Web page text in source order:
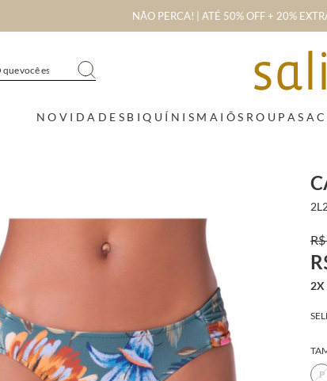
NÃO PERCA! | ATÉ 50% OFF + 20%
NOVIDADES BIQUÍNIS MAIÔS ROUPAS
2X
P